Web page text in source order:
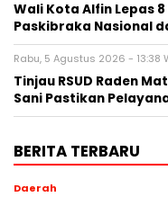
Wali Kota Alfin Lepas
Paskibraka Nasional
Rabu, 5 Agustus 2026 - 13:38
Tinjau RSUD Raden
Sani Pastikan
BERITA TERBARU
Daerah